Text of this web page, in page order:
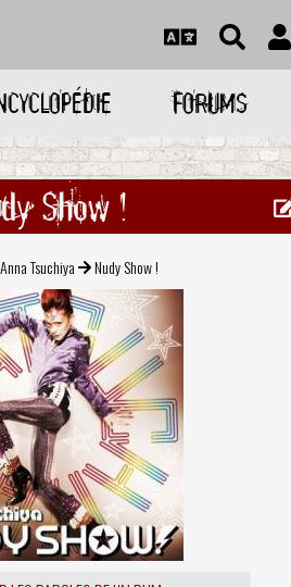
FORUMS
Show !
Anna Tsuchiya Nudy Show !